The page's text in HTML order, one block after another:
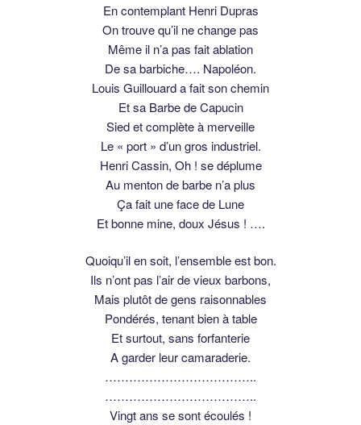
En contemplant Henri Dupras
On trouve qu’il ne change pas
Même il n’a pas fait ablation
De sa barbiche…. Napoléon.
Louis Guillouard a fait son chemin
Et sa Barbe de Capucin
Sied et complète à merveille
Le « port » d’un gros industriel.
Henri Cassin, Oh ! se déplume
Au menton de barbe n’a plus
Ça fait une face de Lune
Et bonne mine, doux Jésus ! ….
Quoiqu’il en soit, l’ensemble est bon.
Ils n’ont pas l’air de vieux barbons,
Mais plutôt de gens raisonnables
Pondérés, tenant bien à table
Et surtout, sans forfanterie
A garder leur camaraderie.
………………………………..
………………………………..
Vingt ans se sont écoulés !